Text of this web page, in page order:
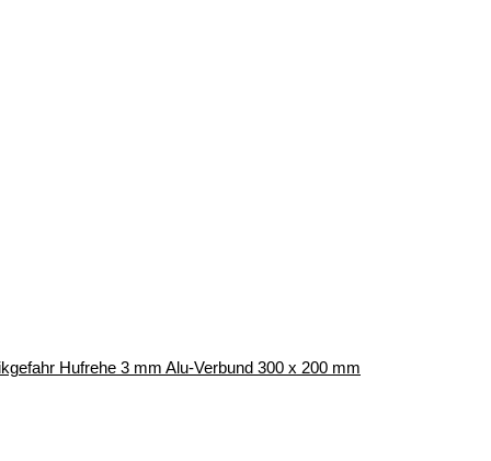
Hufrehe 3 mm Alu-Verbund 300 x 200 mm